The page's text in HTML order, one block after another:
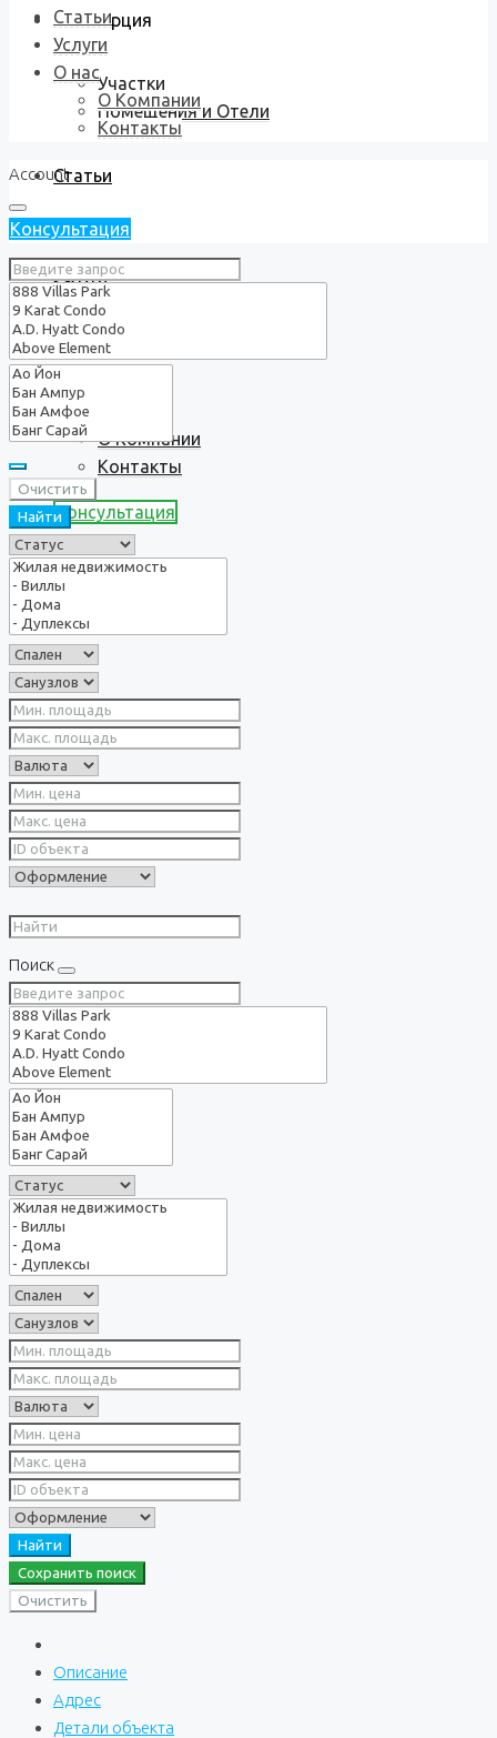
Коммерция
Участки
Помещения и Отели
Статьи
Услуги
О нас
О Компании
Контакты
Консультация
Статьи
Услуги
О нас
О Компании
Контакты
Account
Консультация
Очистить
Найти
Поиск
Найти
Сохранить поиск
Очистить
Описание
Адрес
Детали объекта